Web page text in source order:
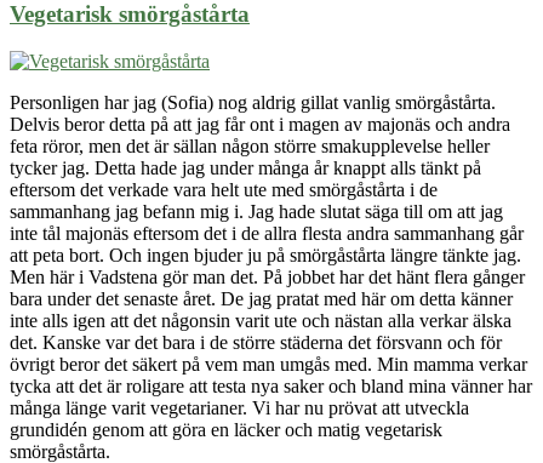
Vegetarisk smörgåstårta
Personligen har jag (Sofia) nog aldrig gillat vanlig smörgåstårta.
Delvis beror detta på att jag får ont i magen av majonäs och andra
feta röror, men det är sällan någon större smakupplevelse heller
tycker jag. Detta hade jag under många år knappt alls tänkt på
eftersom det verkade vara helt ute med smörgåstårta i de
sammanhang jag befann mig i. Jag hade slutat säga till om att jag
inte tål majonäs eftersom det i de allra flesta andra sammanhang går
att peta bort. Och ingen bjuder ju på smörgåstårta längre tänkte jag.
Men här i Vadstena gör man det. På jobbet har det hänt flera gånger
bara under det senaste året. De jag pratat med här om detta känner
inte alls igen att det någonsin varit ute och nästan alla verkar älska
det. Kanske var det bara i de större städerna det försvann och för
övrigt beror det säkert på vem man umgås med. Min mamma verkar
tycka att det är roligare att testa nya saker och bland mina vänner har
många länge varit vegetarianer. Vi har nu prövat att utveckla
grundidén genom att göra en läcker och matig vegetarisk
smörgåstårta.